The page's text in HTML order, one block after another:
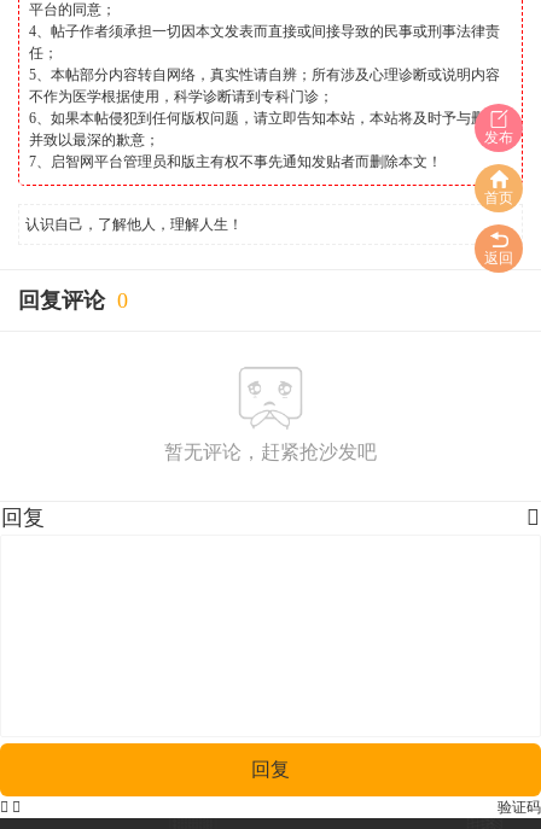
平台的同意；
4、帖子作者须承担一切因本文发表而直接或间接导致的民事或刑事法律责
任；
5、本帖部分内容转自网络，真实性请自辨；所有涉及心理诊断或说明内容
不作为医学根据使用，科学诊断请到专科门诊；
6、如果本帖侵犯到任何版权问题，请立即告知本站，本站将及时予与删除
并致以最深的歉意；
7、启智网平台管理员和版主有权不事先通知发贴者而删除本文！
认识自己，了解他人，理解人生！
回复评论 0
暂无评论，赶紧抢沙发吧
发布
首页
返回

回复
回复
验证码
 